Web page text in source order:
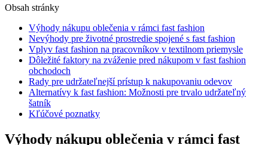
Obsah stránky
Výhody nákupu oblečenia v rámci fast fashion
Nevýhody pre životné prostredie spojené s fast fashion
Vplyv fast fashion na pracovníkov v textilnom priemysle
Dôležité faktory na zváženie pred nákupom v fast fashion
obchodoch
Rady pre udržateľnejší prístup k nakupovaniu odevov
Alternatívy k fast fashion: Možnosti pre trvalo udržateľný
šatník
Kľúčové poznatky
Výhody nákupu oblečenia v rámci fast